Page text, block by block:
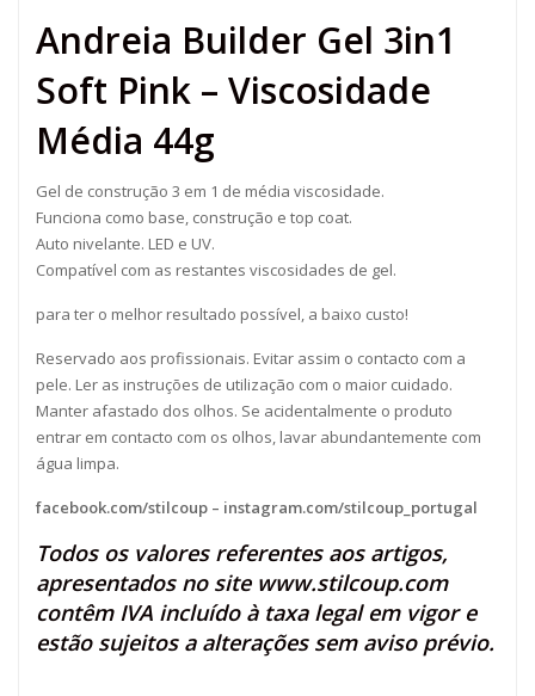
Andreia Builder Gel 3in1
Soft Pink – Viscosidade
Média 44g
Gel de construção 3 em 1 de média viscosidade.
Funciona como base, construção e top coat.
Auto nivelante. LED e UV.
Compatível com as restantes viscosidades de gel.
para ter o melhor resultado possível, a baixo custo!
Reservado aos profissionais. Evitar assim o contacto com a
pele. Ler as instruções de utilização com o maior cuidado.
Manter afastado dos olhos. Se acidentalmente o produto
entrar em contacto com os olhos, lavar abundantemente com
água limpa.
facebook.com/stilcoup – instagram.com/stilcoup_portugal
Todos os valores referentes aos artigos,
apresentados no site www.stilcoup.com
contêm IVA incluído à taxa legal em vigor e
estão sujeitos a alterações sem aviso prévio.